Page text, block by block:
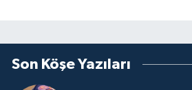
Son Köşe Yazıları